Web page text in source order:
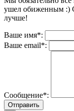
ушел обиженным :)
лучше!
Ваше имя*:
Ваше email*:
Сообщение*:
Отправить